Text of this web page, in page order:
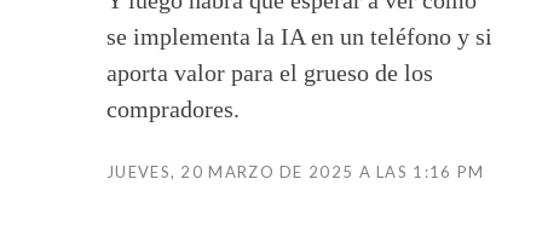
se implementa la IA en un teléfono y si
aporta valor para el grueso de los
compradores.
JUEVES, 20 MARZO DE 2025 A LAS 1:16 PM